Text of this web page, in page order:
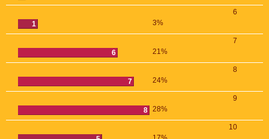
6
1
3%
7
6
21%
8
7
24%
9
8 28%
10